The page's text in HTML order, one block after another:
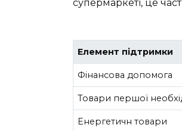
супермаркеті, це
Елемент підтримки
Фінансова допомога
Товари першої
Енергетичн товари